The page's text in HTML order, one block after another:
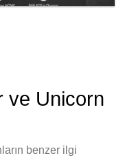
ve Unicorn
benzer ilgi